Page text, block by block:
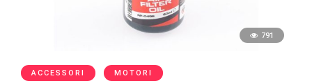
791
ACCESSORI MOTORI